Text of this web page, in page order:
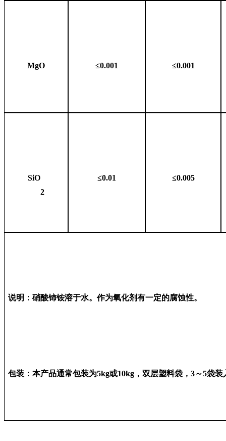
MgO ≤0.001 ≤0.001
SiO
2
≤0.01 ≤0.005
说明：硝酸铈铵溶于水。作为氧化剂有一定的腐蚀性。
包装：本产品通常包装为5kg或10kg，双层塑料袋，3～5袋